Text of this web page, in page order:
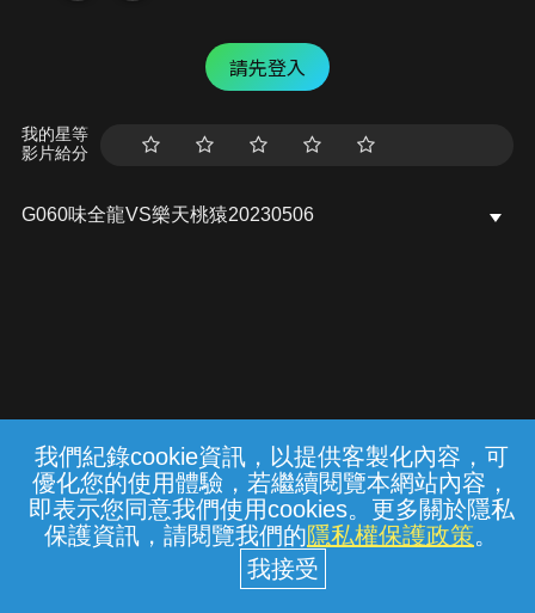
我們紀錄cookie資訊，以提供客製化內容，可
優化您的使用體驗，若繼續閱覽本網站內容，
即表示您同意我們使用cookies。更多關於隱私
保護資訊，請閱覽我們的隱私權保護政策。
請先登入
我的星等
影片給分
G060味全龍VS樂天桃猿20230506
常見問題 線上客服 服務條款 隱私權保護
中華電信股份有限公司個人家庭分公司
(統一編號：96979949) © 2026
{{notifyMsg}}